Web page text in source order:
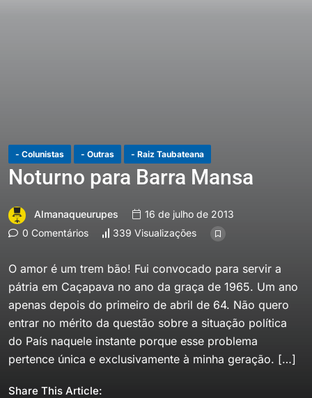
- Colunistas - Outras - Raiz Taubateana
Noturno para Barra Mansa
Almanaqueurupes
16 de julho de 2013
0 Comentários
339 Visualizações
O amor é um trem bão! Fui convocado para servir a
pátria em Caçapava no ano da graça de 1965. Um ano
apenas depois do primeiro de abril de 64. Não quero
entrar no mérito da questão sobre a situação política
do País naquele instante porque esse problema
pertence única e exclusivamente à minha geração. […]
Share This Article: